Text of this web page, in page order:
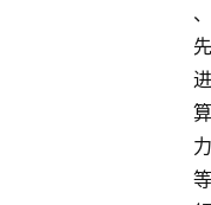
、
先
进
算
力
等